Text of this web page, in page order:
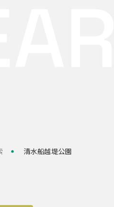
清水船越堤公園